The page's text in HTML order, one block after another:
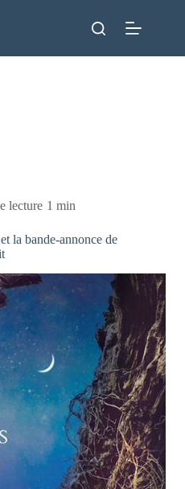
lecture 1 min
la bande-annonce de